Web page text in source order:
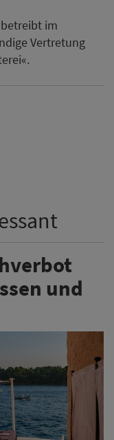
betreibt im
Vertretung
und